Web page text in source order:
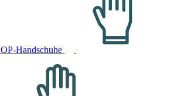
OP-Handschuhe